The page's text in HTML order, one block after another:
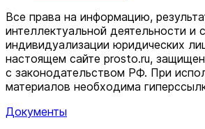
Все права на информацию,
интеллектуальной деятельности и
индивидуализации юридических
настоящем сайте prosto.ru,
c законодательством РФ. При
материалов необходима
Документы